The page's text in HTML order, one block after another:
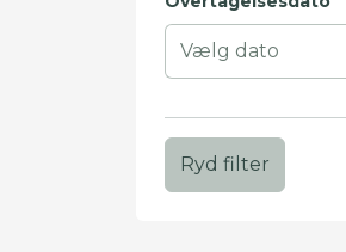
Ryd filter